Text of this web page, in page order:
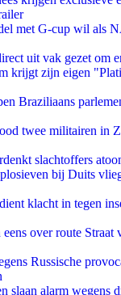
met G-cup wil als
uit vak gezet om
krijgt zijn eigen
Braziliaans
twee militairen in
slachtoffers
bij Duits
klacht in tegen
over route Straat
Russische
slaan alarm wegens